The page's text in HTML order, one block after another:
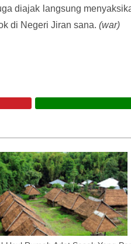
diajak langsung
di Negeri Jiran sana. (war)